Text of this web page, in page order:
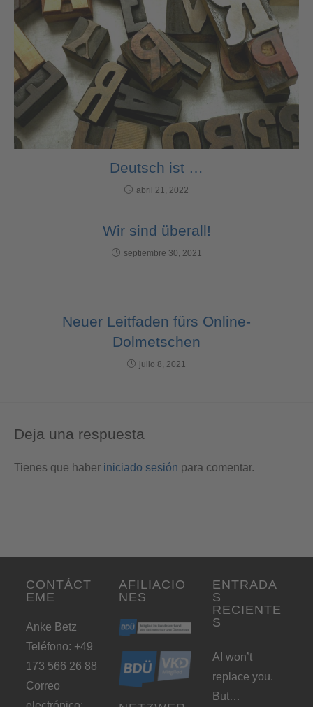
Deutsch ist …
abril 21, 2022
Wir sind überall!
septiembre 30, 2021
Neuer Leitfaden fürs Online-
Dolmetschen
julio 8, 2021
Deja una respuesta
Tienes que haber iniciado sesión para comentar.
CONTÁCT
EME
Anke Betz
Teléfono: +49
173 566 26 88
Correo
AFILIACIO
NES
ENTRADA
S
RECIENTE
S
AI won’t
replace you.
But…